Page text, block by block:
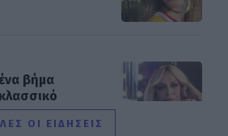
βήμα
ΟΙ ΕΙΔΗΣΕΙΣ